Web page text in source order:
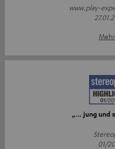
www.play-
„… jung und
01/